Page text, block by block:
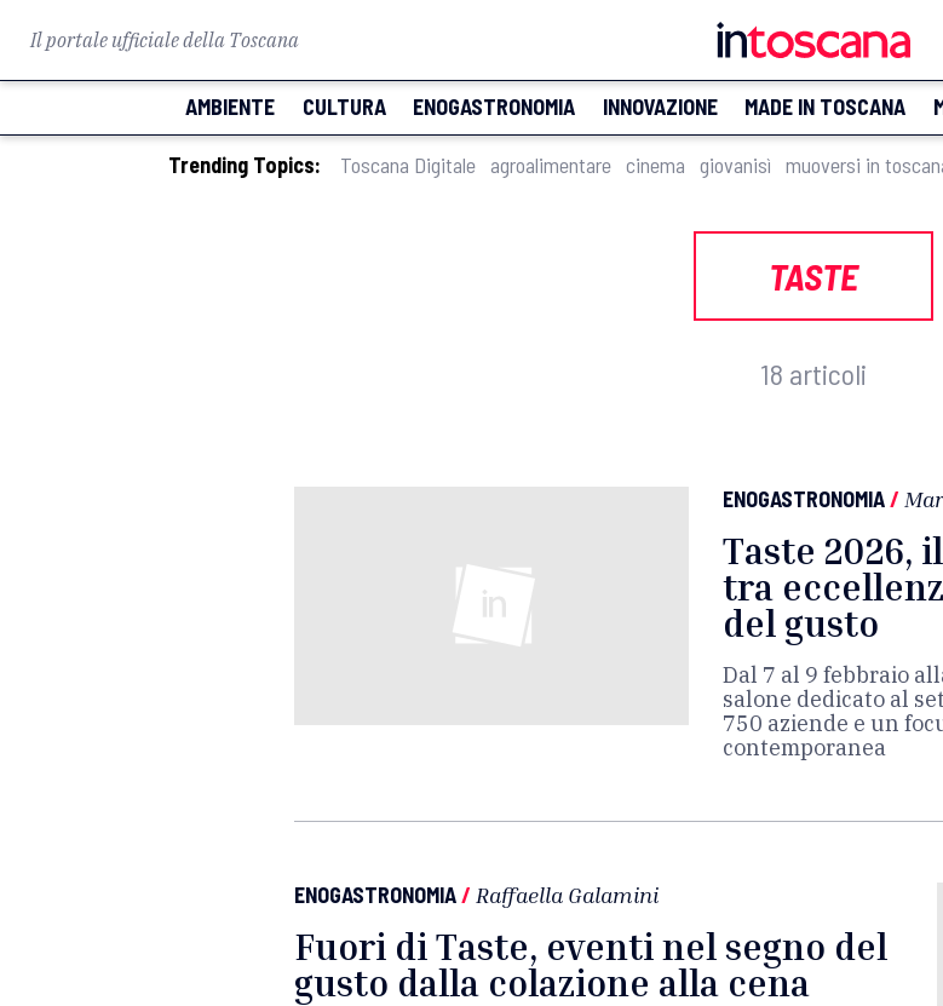
Il portale ufficiale della Toscana
AMBIENTE CULTURA ENOGASTRONOMIA INNOVAZIONE MADE IN TOSCANA
Trending Topics: Toscana Digitale agroalimentare cinema giovanisì muoversi in
TASTE
18 articoli
ENOGASTRONOMIA/
Taste 2026,
tra
del gusto
Dal 7 al 9 febbraio
salone dedicato al
750 aziende e un
contemporanea
ENOGASTRONOMIA/ Raffaella Galamini
Fuori di Taste, eventi nel segno del
gusto dalla colazione alla cena